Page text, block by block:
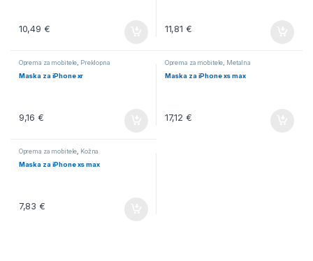
10,49 € 11,81 €
Oprema za mobitele Preklopna
Maska za iPhone xr
9,16 €
Oprema za mobitele Metalna
Maska za iPhone xs max
17,12 €
Oprema za mobitele Kožna
Maska za iPhone xs max
7,83 €